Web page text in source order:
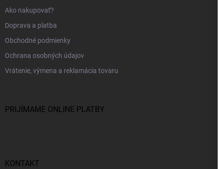
Ako nakupovať?
Doprava a platba
Obchodné podmienky
Ochrana osobných údajov
Vrátenie, výmena a reklamácia tovaru
PRIJÍMAME ONLINE PLATBY
KONTAKT